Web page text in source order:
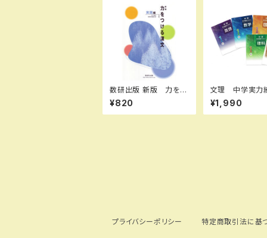
数研出版 新版 力をつ
ける漢文 実践編 新
品 問題集本体のみ
別冊解答なし ISBN：
¥820
文理 中学実力
キスト 国・数・理
英 2026年度
品完全セット
¥1,990
プライバシーポリシー 特定商取引法に基